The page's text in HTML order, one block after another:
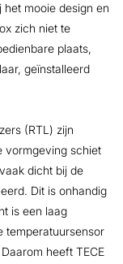
het mooie design en
zich niet te
plaats,
geïnstalleerd
(RTL) zijn
vormgeving schiet
dicht bij de
Dit is onhandig
is een laag
temperatuursensor
heeft TECE